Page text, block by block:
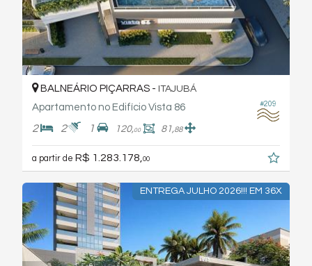
#209
BALNEÁRIO PIÇARRAS - ITAJUBÁ
Apartamento no Edifício Vista 86
2 2 1 120,00 81,88
a partir de R$ 1.283.178, 00
ENTREGA JULHO 2026!!! EM 36X